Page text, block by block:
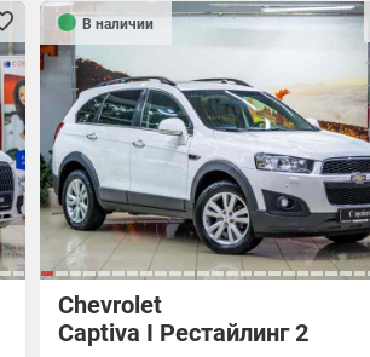
В наличии
Chevrolet
Captiva I Рестайлинг 2